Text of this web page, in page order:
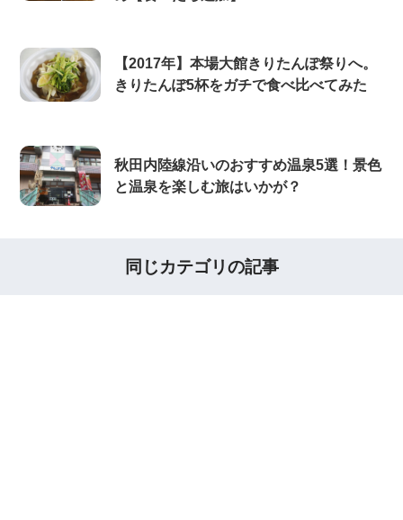
【2017年】本場大館きりたんぽ祭りへ。
きりたんぽ5杯をガチで食べ比べてみた
秋田内陸線沿いのおすすめ温泉5選！景色
と温泉を楽しむ旅はいかが？
同じカテゴリの記事